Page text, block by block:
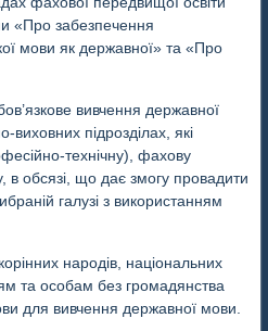
«Про забезпечення
мови як державної» та «Про
вивчення державної
підрозділах, які
технічну), фахову
в обсязі, що дає змогу провадити
галузі з використанням
народів, національних
та особам без громадянства
для вивчення державної мови.